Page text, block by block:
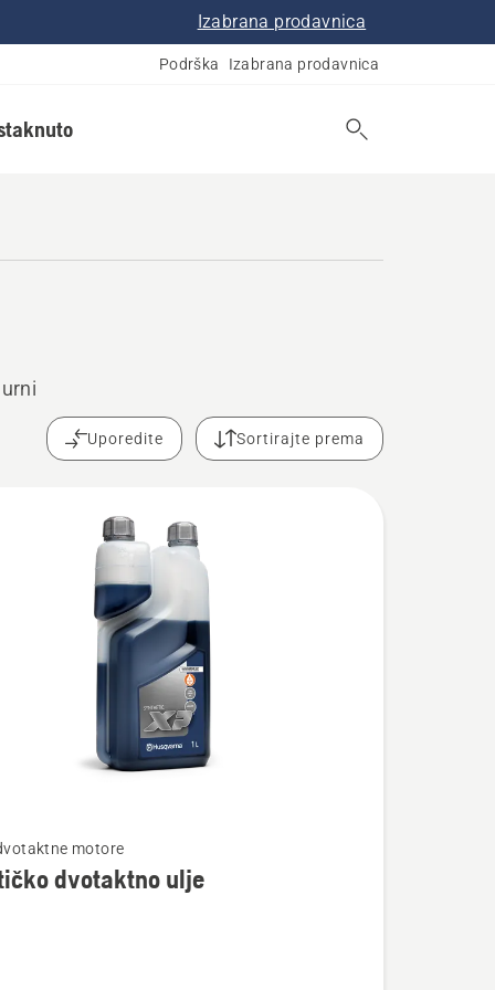
Izabrana prodavnica
Podrška Izabrana prodavnica
Uporedite Sortirajte prema
motore
dvotaktno ulje